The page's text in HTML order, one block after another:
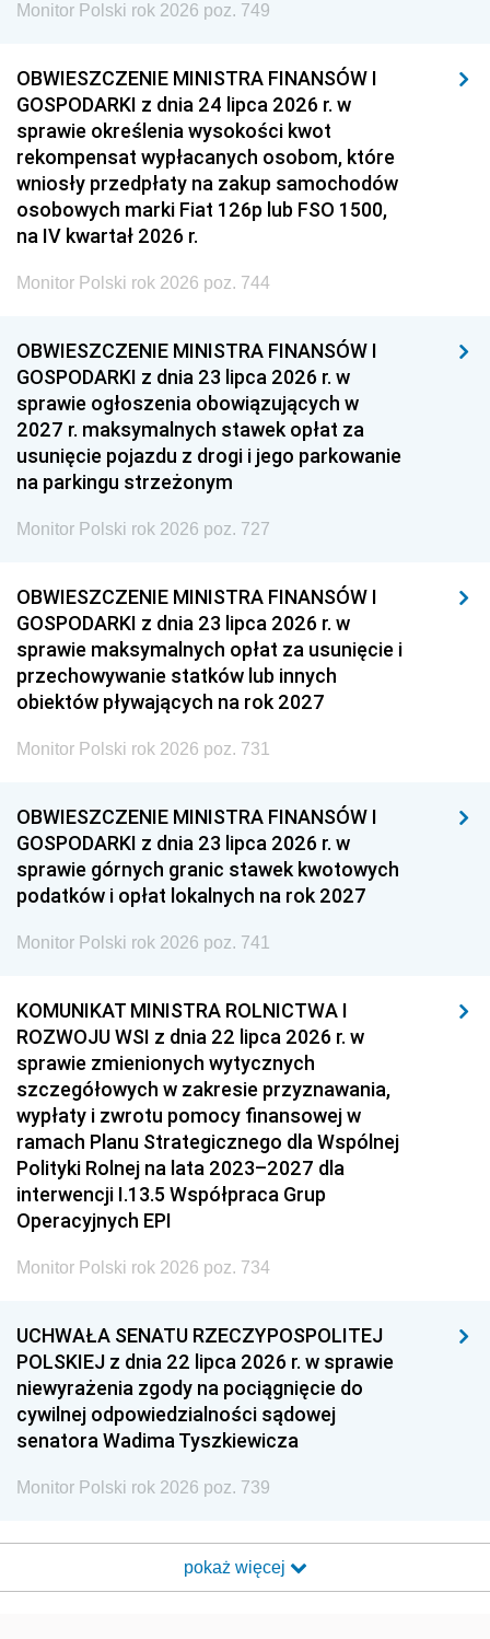
Monitor Polski rok 2026 poz. 749
OBWIESZCZENIE MINISTRA FINANSÓW I
GOSPODARKI z dnia 24 lipca 2026 r. w
sprawie określenia wysokości kwot
rekompensat wypłacanych osobom, które
wniosły przedpłaty na zakup samochodów
osobowych marki Fiat 126p lub FSO 1500,
na IV kwartał 2026 r.
Monitor Polski rok 2026 poz. 744
OBWIESZCZENIE MINISTRA FINANSÓW I
GOSPODARKI z dnia 23 lipca 2026 r. w
sprawie ogłoszenia obowiązujących w
2027 r. maksymalnych stawek opłat za
usunięcie pojazdu z drogi i jego parkowanie
na parkingu strzeżonym
Monitor Polski rok 2026 poz. 727
OBWIESZCZENIE MINISTRA FINANSÓW I
GOSPODARKI z dnia 23 lipca 2026 r. w
sprawie maksymalnych opłat za usunięcie i
przechowywanie statków lub innych
obiektów pływających na rok 2027
Monitor Polski rok 2026 poz. 731
OBWIESZCZENIE MINISTRA FINANSÓW I
GOSPODARKI z dnia 23 lipca 2026 r. w
sprawie górnych granic stawek kwotowych
podatków i opłat lokalnych na rok 2027
Monitor Polski rok 2026 poz. 741
KOMUNIKAT MINISTRA ROLNICTWA I
ROZWOJU WSI z dnia 22 lipca 2026 r. w
sprawie zmienionych wytycznych
szczegółowych w zakresie przyznawania,
wypłaty i zwrotu pomocy finansowej w
ramach Planu Strategicznego dla Wspólnej
Polityki Rolnej na lata 2023–2027 dla
interwencji I.13.5 Współpraca Grup
Operacyjnych EPI
Monitor Polski rok 2026 poz. 734
UCHWAŁA SENATU RZECZYPOSPOLITEJ
POLSKIEJ z dnia 22 lipca 2026 r. w sprawie
niewyrażenia zgody na pociągnięcie do
cywilnej odpowiedzialności sądowej
senatora Wadima Tyszkiewicza
Monitor Polski rok 2026 poz. 739
pokaż więcej